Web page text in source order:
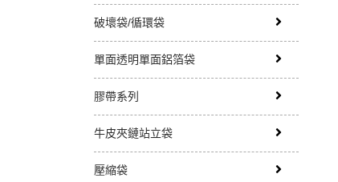
破壞袋/循環袋
單面透明單面鋁箔袋
膠帶系列
牛皮夾鏈站立袋
壓縮袋